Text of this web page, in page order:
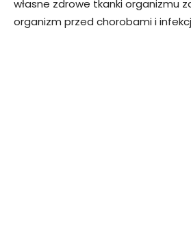
własne zdrowe tkanki organizmu
organizm przed chorobami i